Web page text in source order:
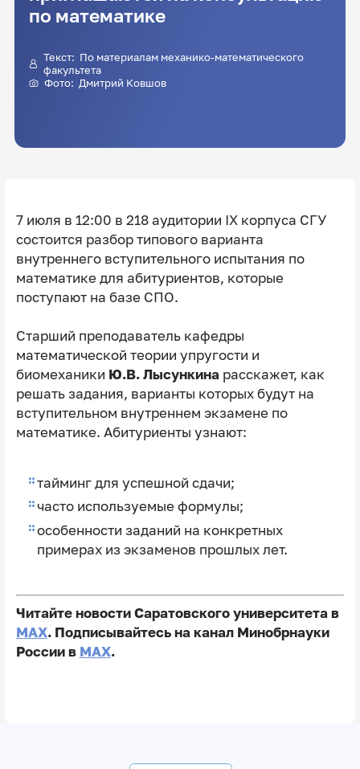
по математике
Текст: По материалам механико-математического
факультета
Фото: Дмитрий Ковшов
7 июля в 12:00 в 218 аудитории IX корпуса СГУ
состоится разбор типового варианта
внутреннего вступительного испытания по
математике для абитуриентов, которые
поступают на базе СПО.
Старший преподаватель кафедры
математической теории упругости и
биомеханики Ю.В. Лысункинарасскажет, как
решать задания, варианты которых будут на
вступительном внутреннем экзамене по
математике. Абитуриенты узнают:
тайминг для успешной сдачи;
часто используемые формулы;
особенности заданий на конкретных
примерах из экзаменов прошлых лет.
Читайте новости Саратовского университета в
MAX. Подписывайтесь на канал Минобрнауки
России в MAX.